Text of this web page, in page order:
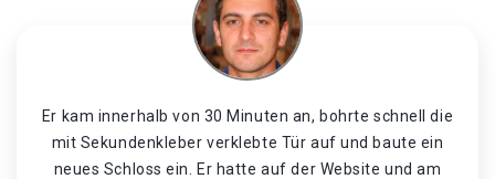
Er kam innerhalb von 30 Minuten an, bohrte schnell die
mit Sekundenkleber verklebte Tür auf und baute ein
neues Schloss ein. Er hatte auf der Website und am